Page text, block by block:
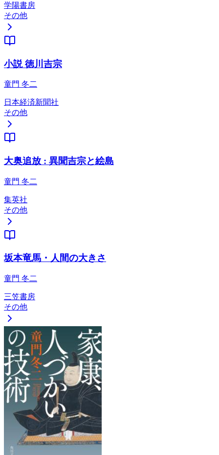
学陽書房
その他
小説 徳川吉宗
童門 冬二
日本経済新聞社
その他
大奥追放 : 異聞吉宗と絵島
童門 冬二
集英社
その他
坂本竜馬・人間の大きさ
童門 冬二
三笠書房
その他